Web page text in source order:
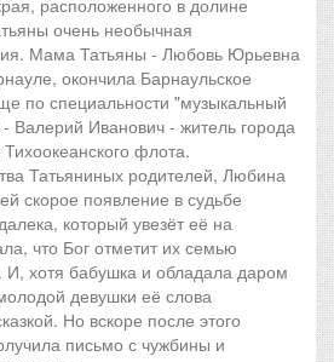
расположенного в долине
очень необычная
Мама Татьяны - Любовь Юрьевна
окончила Барнаульское
по специальности "музыкальный
Валерий Иванович - житель города
флота.
Татьяниных родителей, Любина
скорое появление в судьбе
который увезёт её на
что Бог отметит их семью
хотя бабушка и обладала даром
девушки её слова
Но вскоре после этого
письмо с чужбины и